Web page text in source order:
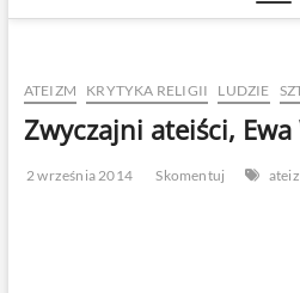
ATEIZM KRYTYKA RELIGII LUDZIE
Zwyczajni ateiści,
2 września 2014 Skomentuj